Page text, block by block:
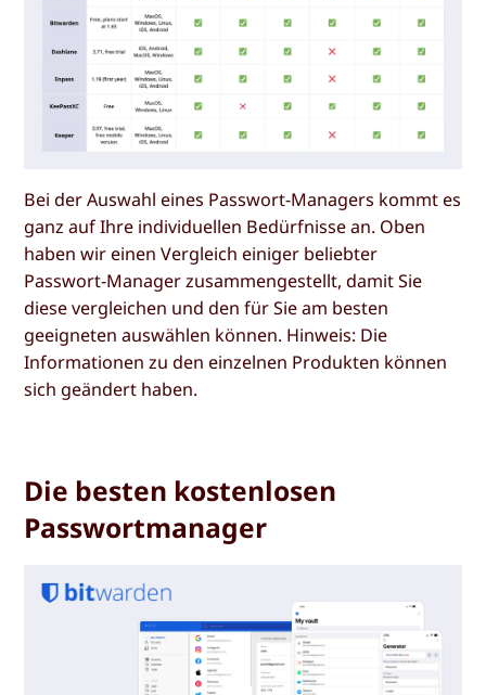
Bei der Auswahl eines Passwort-Managers kommt es
ganz auf Ihre individuellen Bedürfnisse an. Oben
haben wir einen Vergleich einiger beliebter
Passwort-Manager zusammengestellt, damit Sie
diese vergleichen und den für Sie am besten
geeigneten auswählen können. Hinweis: Die
Informationen zu den einzelnen Produkten können
sich geändert haben.
Die besten kostenlosen
Passwortmanager